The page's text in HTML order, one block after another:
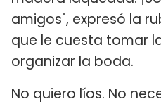
amigos", expresó la
que le cuesta tomar
organizar la boda.
No quiero líos. No